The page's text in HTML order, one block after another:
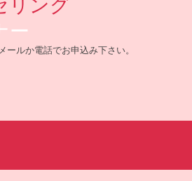
リング
ー
ールか電話でお申込み下さい。